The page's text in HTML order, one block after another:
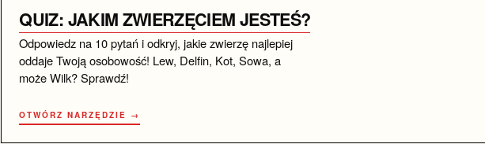
QUIZ: JAKIM ZWIERZĘCIEM JESTEŚ?
Odpowiedz na 10 pytań i odkryj, jakie zwierzę najlepiej
oddaje Twoją osobowość! Lew, Delfin, Kot, Sowa, a
może Wilk? Sprawdź!
OTWÓRZ NARZĘDZIE →